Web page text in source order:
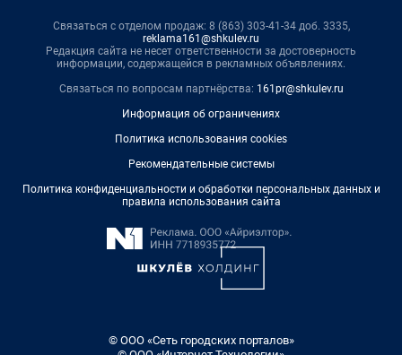
Связаться с отделом продаж: 8 (863) 303-41-34 доб. 3335,
reklama161@shkulev.ru
Редакция сайта не несет ответственности за достоверность
информации, содержащейся в рекламных объявлениях.
Связаться по вопросам партнёрства: 161pr@shkulev.ru
Информация об ограничениях
Политика использования cookies
Рекомендательные системы
Политика конфиденциальности и обработки персональных данных и
правила использования сайта
© ООО «Сеть городских порталов»